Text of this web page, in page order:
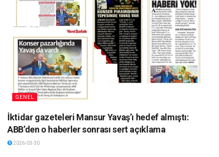
GENEL
İktidar gazeteleri Mansur Yavaş’ı hedef almıştı:
ABB’den o haberler sonrası sert açıklama
2026-03-30